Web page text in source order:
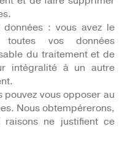
: vous avez le
vos données
du traitement et de
intégralité à un autre
pouvez vous opposer au
Nous obtempérerons,
ne justifient ce